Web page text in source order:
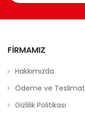
FIRMAMIZ
Hakkımızda
Ödeme ve Teslimat
Gizlilik Politikası